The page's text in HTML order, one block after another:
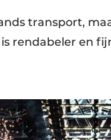
transport,
rendabeler en